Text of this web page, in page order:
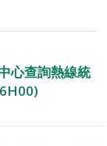
心查詢熱線統